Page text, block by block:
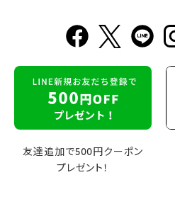
友達追加で500円クーポン
プレゼント！